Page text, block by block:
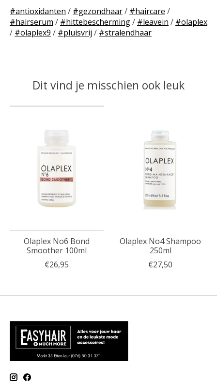
#antioxidanten / #gezondhaar/ #haircare /
#hairserum / #hittebescherming/ #leavein / #olaplex
/ #olaplex9 / #pluisvrij / #stralendhaar
Dit vind je misschien ook leuk
Olaplex No6 Bond
Smoother 100ml
€26,95
Olaplex No4 Shampoo
250ml
€27,50